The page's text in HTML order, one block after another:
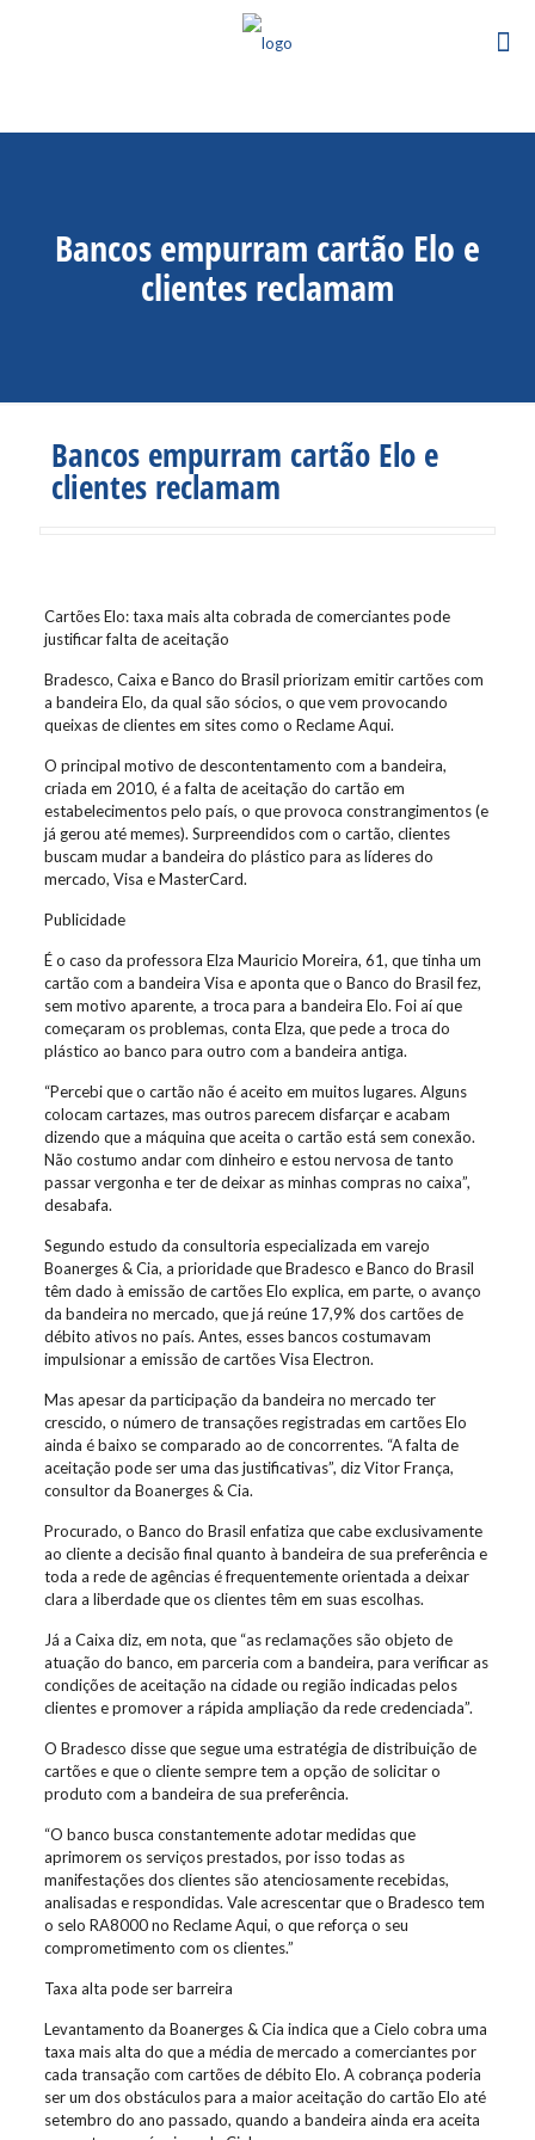
Bancos empurram cartão Elo e
clientes reclamam
Bancos empurram cartão Elo e
clientes reclamam
Cartões Elo: taxa mais alta cobrada de comerciantes pode
justificar falta de aceitação
Bradesco, Caixa e Banco do Brasil priorizam emitir cartões com
a bandeira Elo, da qual são sócios, o que vem provocando
queixas de clientes em sites como o Reclame Aqui.
O principal motivo de descontentamento com a bandeira,
criada em 2010, é a falta de aceitação do cartão em
estabelecimentos pelo país, o que provoca constrangimentos (e
já gerou até memes). Surpreendidos com o cartão, clientes
buscam mudar a bandeira do plástico para as líderes do
mercado, Visa e MasterCard.
Publicidade
É o caso da professora Elza Mauricio Moreira, 61, que tinha um
cartão com a bandeira Visa e aponta que o Banco do Brasil fez,
sem motivo aparente, a troca para a bandeira Elo. Foi aí que
começaram os problemas, conta Elza, que pede a troca do
plástico ao banco para outro com a bandeira antiga.
“Percebi que o cartão não é aceito em muitos lugares. Alguns
colocam cartazes, mas outros parecem disfarçar e acabam
dizendo que a máquina que aceita o cartão está sem conexão.
Não costumo andar com dinheiro e estou nervosa de tanto
passar vergonha e ter de deixar as minhas compras no caixa”,
desabafa.
Segundo estudo da consultoria especializada em varejo
Boanerges & Cia, a prioridade que Bradesco e Banco do Brasil
têm dado à emissão de cartões Elo explica, em parte, o avanço
da bandeira no mercado, que já reúne 17,9% dos cartões de
débito ativos no país. Antes, esses bancos costumavam
impulsionar a emissão de cartões Visa Electron.
Mas apesar da participação da bandeira no mercado ter
crescido, o número de transações registradas em cartões Elo
ainda é baixo se comparado ao de concorrentes. “A falta de
aceitação pode ser uma das justificativas”, diz Vitor França,
consultor da Boanerges & Cia.
Procurado, o Banco do Brasil enfatiza que cabe exclusivamente
ao cliente a decisão final quanto à bandeira de sua preferência e
toda a rede de agências é frequentemente orientada a deixar
clara a liberdade que os clientes têm em suas escolhas.
Já a Caixa diz, em nota, que “as reclamações são objeto de
atuação do banco, em parceria com a bandeira, para verificar as
condições de aceitação na cidade ou região indicadas pelos
clientes e promover a rápida ampliação da rede credenciada”.
O Bradesco disse que segue uma estratégia de distribuição de
cartões e que o cliente sempre tem a opção de solicitar o
produto com a bandeira de sua preferência.
“O banco busca constantemente adotar medidas que
aprimorem os serviços prestados, por isso todas as
manifestações dos clientes são atenciosamente recebidas,
analisadas e respondidas. Vale acrescentar que o Bradesco tem
o selo RA8000 no Reclame Aqui, o que reforça o seu
comprometimento com os clientes.”
Taxa alta pode ser barreira
Levantamento da Boanerges & Cia indica que a Cielo cobra uma
taxa mais alta do que a média de mercado a comerciantes por
cada transação com cartões de débito Elo. A cobrança poderia
ser um dos obstáculos para a maior aceitação do cartão Elo até
setembro do ano passado, quando a bandeira ainda era aceita